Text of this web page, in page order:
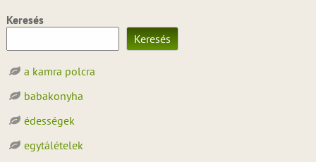
Keresés
Keresés
a kamra polcra
babakonyha
édességek
egytálételek